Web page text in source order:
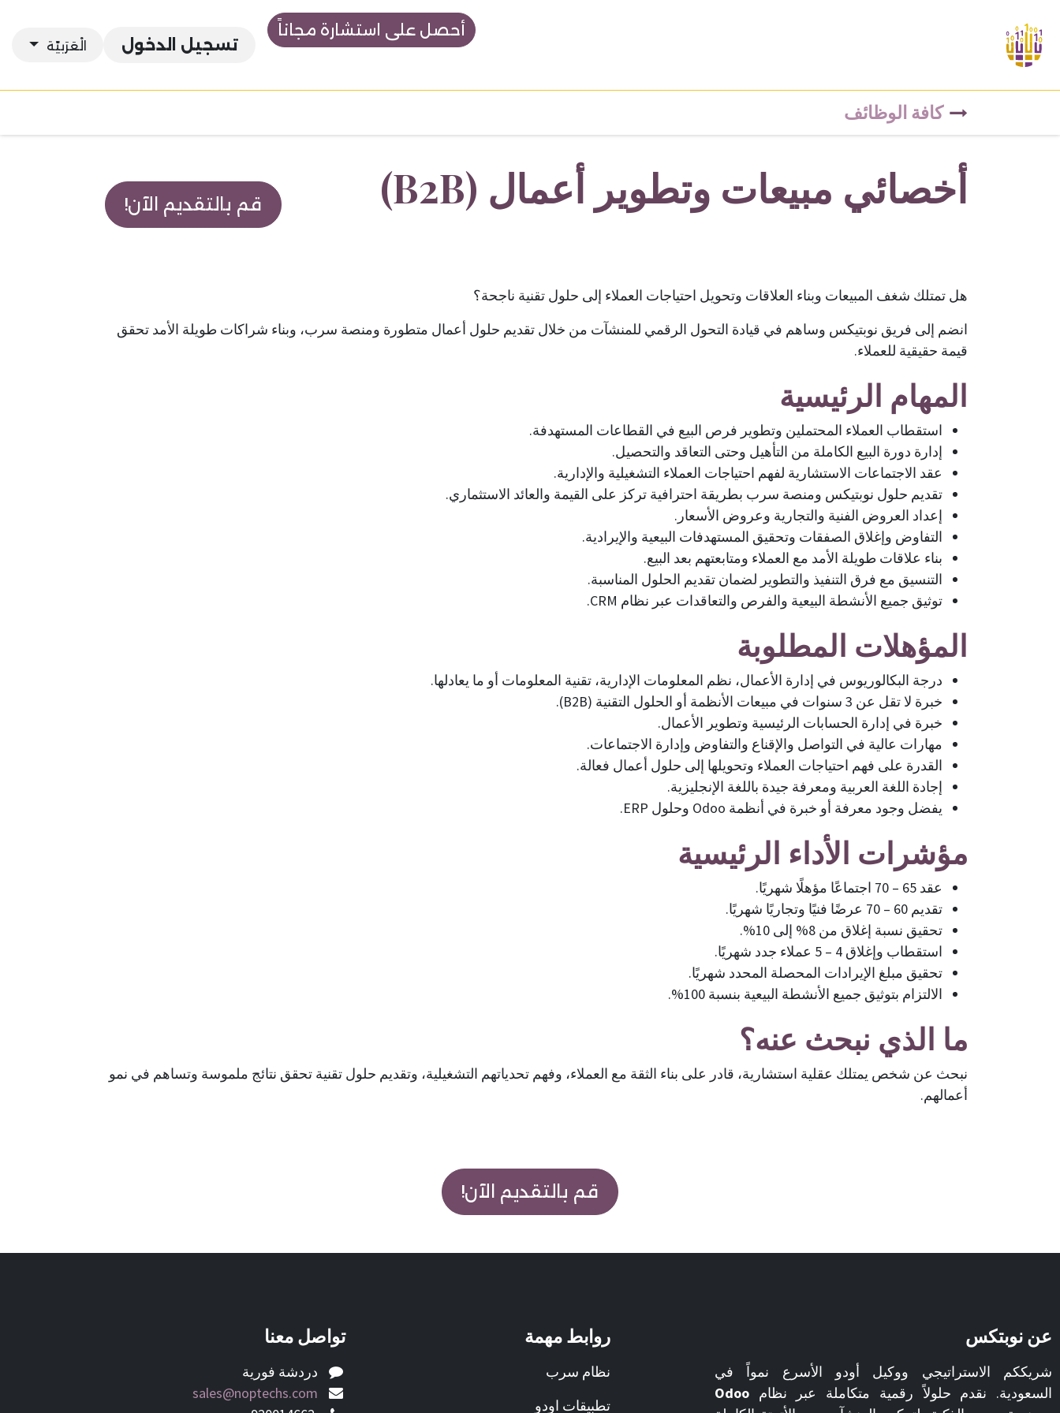
عن نوبتكس
أحصل على استشارة مجاناً
تسجيل الدخول الْعَرَبيّة
كافة الوظائف
أخصائي مبيعات وتطوير أعمال (B2B) قم بالتقديم الآن!
هل تمتلك شغف المبيعات وبناء العلاقات وتحويل احتياجات العملاء إلى حلول تقنية ناجحة؟
انضم إلى فريق نوبتيكس وساهم في قيادة التحول الرقمي للمنشآت من خلال تقديم حلول أعمال متطورة ومنصة سرب، وبناء شراكات طويلة الأمد تحقق
قيمة حقيقية للعملاء.
المهام الرئيسية
استقطاب العملاء المحتملين وتطوير فرص البيع في القطاعات المستهدفة.
إدارة دورة البيع الكاملة من التأهيل وحتى التعاقد والتحصيل.
عقد الاجتماعات الاستشارية لفهم احتياجات العملاء التشغيلية والإدارية.
تقديم حلول نوبتيكس ومنصة سرب بطريقة احترافية تركز على القيمة والعائد الاستثماري.
إعداد العروض الفنية والتجارية وعروض الأسعار.
التفاوض وإغلاق الصفقات وتحقيق المستهدفات البيعية والإيرادية.
بناء علاقات طويلة الأمد مع العملاء ومتابعتهم بعد البيع.
التنسيق مع فرق التنفيذ والتطوير لضمان تقديم الحلول المناسبة.
توثيق جميع الأنشطة البيعية والفرص والتعاقدات عبر نظام CRM.
المؤهلات المطلوبة
درجة البكالوريوس في إدارة الأعمال، نظم المعلومات الإدارية، تقنية المعلومات أو ما يعادلها.
خبرة لا تقل عن 3 سنوات في مبيعات الأنظمة أو الحلول التقنية (B2B).
خبرة في إدارة الحسابات الرئيسية وتطوير الأعمال.
مهارات عالية في التواصل والإقناع والتفاوض وإدارة الاجتماعات.
القدرة على فهم احتياجات العملاء وتحويلها إلى حلول أعمال فعالة.
إجادة اللغة العربية ومعرفة جيدة باللغة الإنجليزية.
يفضل وجود معرفة أو خبرة في أنظمة Odoo وحلول ERP.
مؤشرات الأداء الرئيسية
عقد 65 – 70 اجتماعًا مؤهلًا شهريًا.
تقديم 60 – 70 عرضًا فنيًا وتجاريًا شهريًا.
تحقيق نسبة إغلاق من 8% إلى 10%.
استقطاب وإغلاق 4 – 5 عملاء جدد شهريًا.
تحقيق مبلغ الإيرادات المحصلة المحدد شهريًا.
الالتزام بتوثيق جميع الأنشطة البيعية بنسبة 100%.
ما الذي نبحث عنه؟
نبحث عن شخص يمتلك عقلية استشارية، قادر على بناء الثقة مع العملاء، وفهم تحدياتهم التشغيلية، وتقديم حلول تقنية تحقق نتائج ملموسة وتساهم في نمو
أعمالهم.
قم بالتقديم الآن!
تواصل معنا
دردشة فورية
sales@noptechs.com
عن نوبتكس
شريككم الاستراتيجي ووكيل أودو الأسرع نمواً في
السعودية. نقدم حلولاً رقمية متكاملة عبر نظام Odoo
روابط مهمة
نظام سرب
تطبيقات اودو